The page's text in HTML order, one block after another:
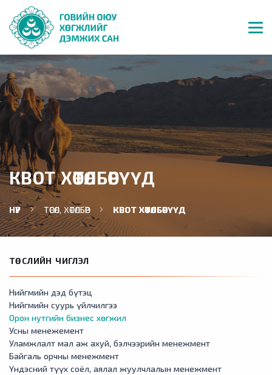
КВОТ ХӨТӨЛБӨРҮҮД
НҮҮР ТӨСӨЛ, ХӨТӨЛБӨР КВОТ ХӨТӨЛБӨРҮҮД
ТӨСЛИЙН ЧИГЛЭЛ
Нийгмийн дэд бүтэц
Нийгмийн суурь үйлчилгээ
Орон нутгийн бизнес хөгжил
Усны менежемент
Уламжлалт мал аж ахуй, бэлчээрийн менежмент
Байгаль орчны менежмент
Үндэсний түүх соёл, аялал жуулчлалын менежмент